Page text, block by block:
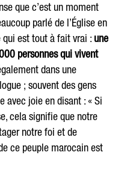
que c’est un moment
parlé de l’Église en
qui est tout à fait vrai : une
personnes qui vivent
dans une
; souvent des gens
avec joie en disant : « Si
cela signifie que notre
notre foi et de
ce peuple marocain est